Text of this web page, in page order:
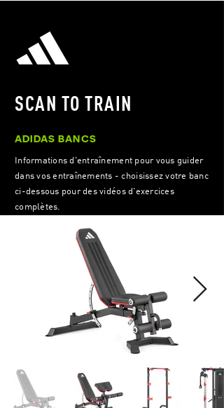
SCAN TO TRAIN
ADIDAS BANCS
Informations d'entraînement pour vous guider
dans vos entraînements - choisissez votre banc
ci-dessous pour des vidéos d'exercices
complètes.